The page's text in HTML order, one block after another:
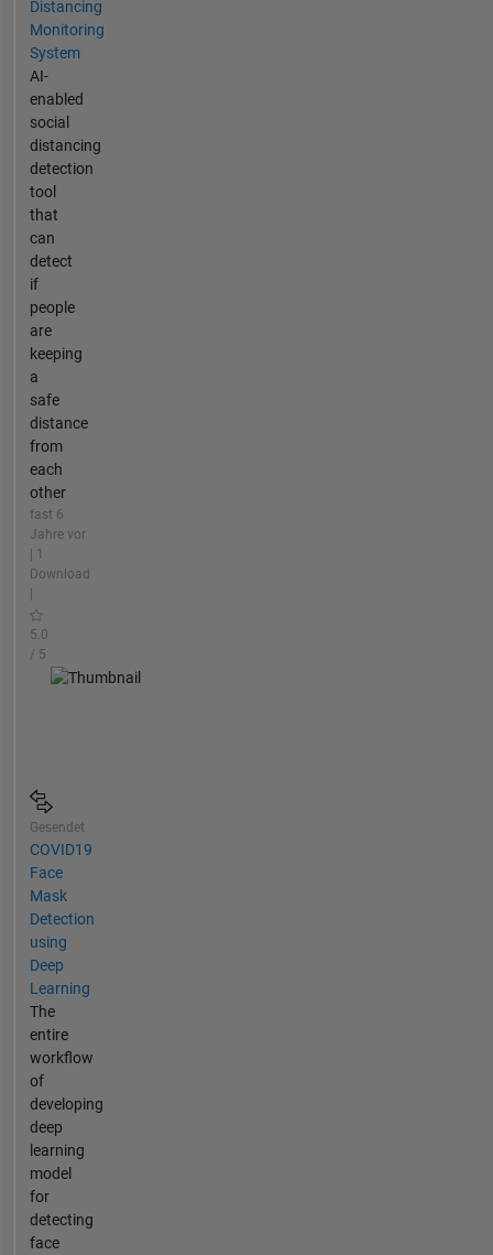
Distancing
Monitoring
System
AI-
enabled
social
distancing
detection
tool
that
can
detect
if
people
are
keeping
a
safe
distance
from
each
other
fast 6
Jahre vor
| 1
Download
|
5.0
/ 5
Gesendet
COVID19
Face
Mask
Detection
using
Deep
Learning
The
entire
workflow
of
developing
deep
learning
model
for
detecting
face